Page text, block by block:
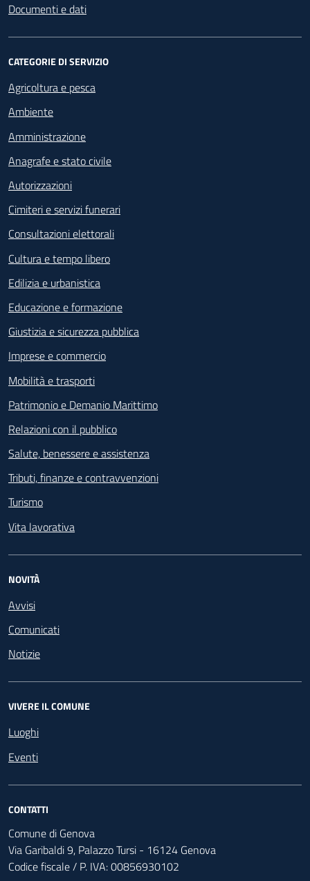
Documenti e dati
CATEGORIE DI SERVIZIO
Agricoltura e pesca
Ambiente
Amministrazione
Anagrafe e stato civile
Autorizzazioni
Cimiteri e servizi funerari
Consultazioni elettorali
Cultura e tempo libero
Edilizia e urbanistica
Educazione e formazione
Giustizia e sicurezza pubblica
Imprese e commercio
Mobilità e trasporti
Patrimonio e Demanio Marittimo
Relazioni con il pubblico
Salute, benessere e assistenza
Tributi, finanze e contravvenzioni
Turismo
Vita lavorativa
NOVITÀ
Avvisi
Comunicati
Notizie
VIVERE IL COMUNE
Luoghi
Eventi
CONTATTI
Comune di Genova
Via Garibaldi 9, Palazzo Tursi - 16124 Genova
Codice fiscale / P. IVA: 00856930102